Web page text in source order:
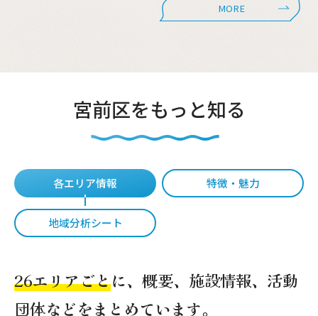
MORE
宮前区をもっと知る
各エリア情報 特徴・魅力
地域分析シート
26エリアごとに、概要、施設情報、活動
団体などをまとめています。